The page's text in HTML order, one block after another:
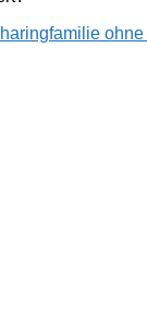
familie ohne